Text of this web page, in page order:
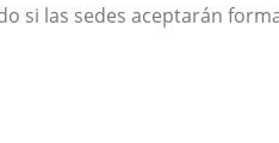
si las sedes aceptarán